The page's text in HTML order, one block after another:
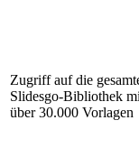
Zugriff auf die
Slidesgo-Bibliothek
über 30.000 Vorlagen